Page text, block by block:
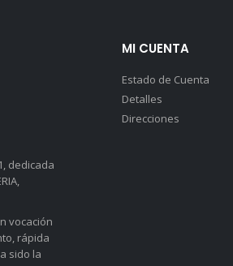
dedicada
vocación
rápida
sido la
MI CUENTA
Estado de Cuenta
Detalles
Direcciones